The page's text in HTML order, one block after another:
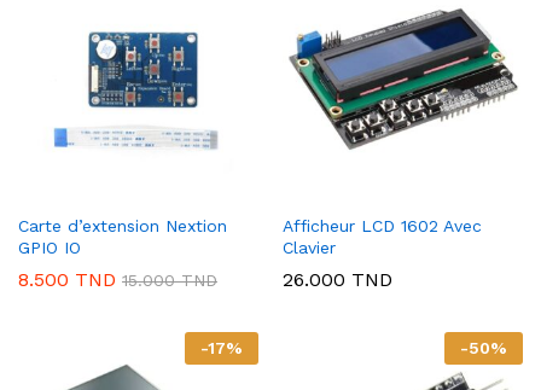
Carte d’extension Nextion
GPIO IO
8.500 TND 15.000TND
Afficheur LCD 1602 Avec
Clavier
26.000 TND
-17% -50%